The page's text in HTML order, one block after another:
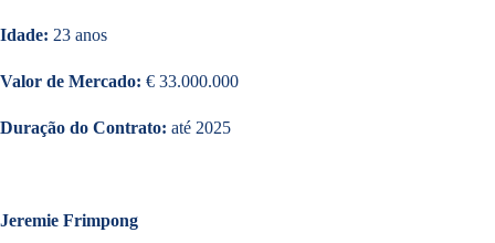
Idade: 23 anos
Valor de Mercado: € 33.000.000
Duração do Contrato: até 2025
Jeremie Frimpong